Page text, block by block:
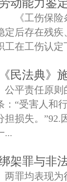
动能力鉴
《工伤保险
定后存在残
工在工伤认定
《民法典》
公平责任原则
：“受害人和
担损失。”92.
...
架罪与非
两罪均表现为